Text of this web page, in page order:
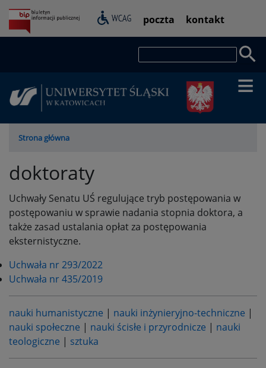
Przejdź
do
treści
Pasek
dostępności
poczta kontakt
Ścieżka
Strona główna
doktoraty
Uchwały Senatu UŚ regulujące tryb postępowania w
postępowaniu w sprawie nadania stopnia doktora, a
także zasad ustalania opłat za postępowania
eksternistyczne.
Uchwała nr 293/2022
Uchwała nr 435/2019
nauki humanistyczne | nauki inżynieryjno-techniczne |
nauki społeczne | nauki ścisłe i przyrodnicze | nauki
teologiczne | sztuka